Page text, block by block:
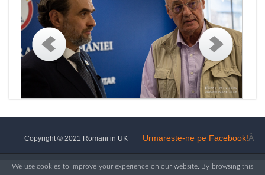
Urmareste-ne pe Facebook!Â
Copyright © 2021 Romani in UK
We use cookies to improve your experience on our website. By browsing this